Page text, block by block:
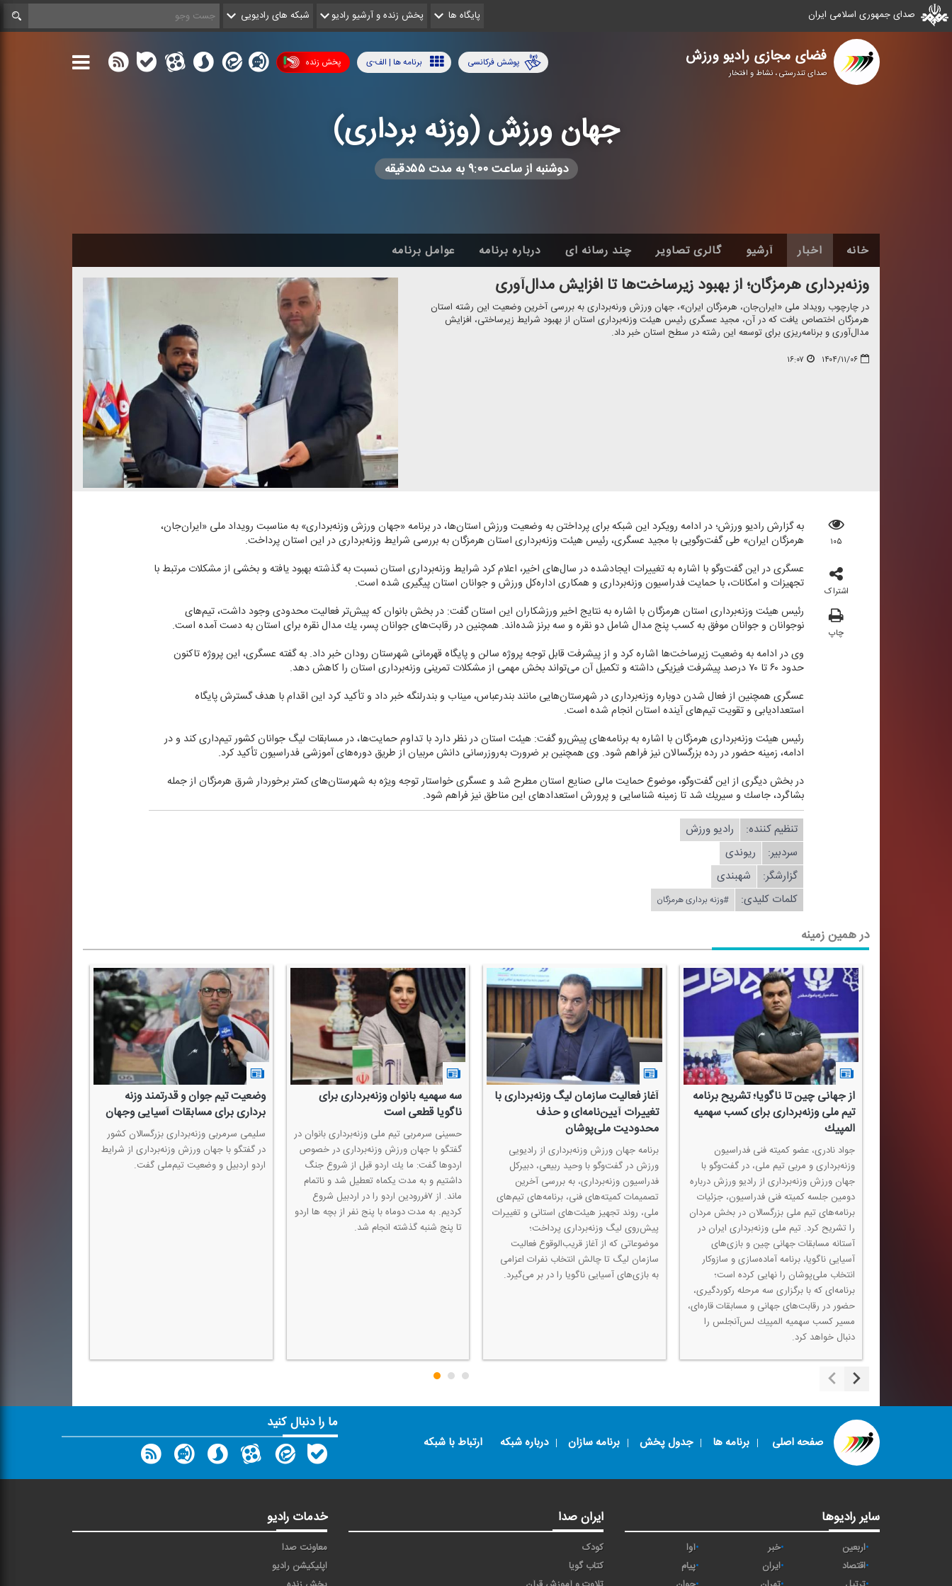
صدای جمهوری اسلامی ایران پایگاه ها پخش زنده و آرشیو رادیو شبکه های رادیویی
فضای مجازی رادیو ورزش
صدای تندرستی ، نشاط و افتخار
پخش زنده برنامه ها | الف-ی پوشش فرکانسی
جهان ورزش (وزنه برداری)
دوشنبه از ساعت ۹:۰۰ به مدت ۵۵دقیقه
خانه اخبار آرشیو گالری تصاویر چند رسانه ای درباره برنامه عوامل برنامه
وزنه‌برداری هرمزگان؛ از بهبود زیرساخت‌ها تا افزایش مدال‌آوری
در چارچوب رویداد ملی «ایران‌جان، هرمزگان ایران»، جهان ورزش ورنه‌برداری به بررسی آخرین وضعیت این رشته استان
هرمزگان اختصاص یافت كه در آن، مجید عسگری رئیس هیئت وزنه‌برداری استان از بهبود شرایط زیرساختی، افزایش
مدال‌آوری و برنامه‌ریزی برای توسعه این رشته در سطح استان خبر داد.
۱۴۰۴/۱۱/۰۶ ۱۶:۰۷
۱۰۵
اشتراک
چاپ
به گزارش رادیو ورزش؛ در ادامه رویكرد این شبكه برای پرداختن به وضعیت ورزش استان‌ها، در برنامه «جهان ورزش وزنه‌برداری» به مناسبت رویداد ملی «ایران‌جان،
هرمزگان ایران» طی گفت‌وگویی با مجید عسگری، رئیس هیئت وزنه‌برداری استان هرمزگان به بررسی شرایط وزنه‌برداری در این استان پرداخت.
عسگری در این گفت‌وگو با اشاره به تغییرات ایجادشده در سال‌های اخیر، اعلام كرد شرایط وزنه‌برداری استان نسبت به گذشته بهبود یافته و بخشی از مشكلات مرتبط با
تجهیزات و امكانات، با حمایت فدراسیون وزنه‌برداری و همكاری اداره‌كل ورزش و جوانان استان پیگیری شده است.
رئیس هیئت وزنه‌برداری استان هرمزگان با اشاره به نتایج اخیر ورزشكاران این استان گفت: در بخش بانوان كه پیش‌تر فعالیت محدودی وجود داشت، تیم‌های
نوجوانان و جوانان موفق به كسب پنج مدال شامل دو نقره و سه برنز شده‌اند. همچنین در رقابت‌های جوانان پسر، یك مدال نقره برای استان به دست آمده است.
وی در ادامه به وضعیت زیرساخت‌ها اشاره كرد و از پیشرفت قابل توجه پروژه سالن و پایگاه قهرمانی شهرستان رودان خبر داد. به گفته عسگری، این پروژه تاكنون
حدود ۶۰ تا ۷۰ درصد پیشرفت فیزیكی داشته و تكمیل آن می‌تواند بخش مهمی از مشكلات تمرینی وزنه‌برداری استان را كاهش دهد.
عسگری همچنین از فعال شدن دوباره وزنه‌برداری در شهرستان‌هایی مانند بندرعباس، میناب و بندرلنگه خبر داد و تأكید كرد این اقدام با هدف گسترش پایگاه
استعدادیابی و تقویت تیم‌های آینده استان انجام شده است.
رئیس هیئت وزنه‌برداری هرمزگان با اشاره به برنامه‌های پیش‌رو گفت: هیئت استان در نظر دارد با تداوم حمایت‌ها، در مسابقات لیگ جوانان كشور تیم‌داری كند و در
ادامه، زمینه حضور در رده بزرگسالان نیز فراهم شود. وی همچنین بر ضرورت به‌روزرسانی دانش مربیان از طریق دوره‌های آموزشی فدراسیون تأكید كرد.
در بخش دیگری از این گفت‌وگو، موضوع حمایت مالی صنایع استان مطرح شد و عسگری خواستار توجه ویژه به شهرستان‌های كمتر برخوردار شرق هرمزگان از جمله
بشاگرد، جاسك و سیریك شد تا زمینه شناسایی و پرورش استعدادهای این مناطق نیز فراهم شود.
تنظیم كننده:
رادیو ورزش
سردبیر:
ریوندی
گزارشگر:
شهبندی
کلمات کلیدی:
#وزنه برداری هرمزگان
در همین زمینه
از جهانی چین تا ناگویا؛ تشریح برنامه
تیم ملی وزنه‌برداری برای كسب سهمیه
المپیك
جواد نادری، عضو كمیته فنی فدراسیون
وزنه‌برداری و مربی تیم ملی، در گفت‌وگو با
جهان ورزش وزنه‌برداری از رادیو ورزش درباره
دومین جلسه كمیته فنی فدراسیون، جزئیات
برنامه‌های تیم ملی بزرگسالان در بخش مردان
را تشریح كرد. تیم ملی وزنه‌برداری ایران در
آستانه مسابقات جهانی چین و بازی‌های
آسیایی ناگویا، برنامه آماده‌سازی و سازوكار
انتخاب ملی‌پوشان را نهایی كرده است؛
برنامه‌ای كه با برگزاری سه مرحله ركوردگیری،
حضور در رقابت‌های جهانی و مسابقات قاره‌ای،
مسیر كسب سهمیه المپیك لس‌آنجلس را
دنبال خواهد كرد.
آغاز فعالیت سازمان لیگ وزنه‌برداری با
تغییرات آیین‌نامه‌ای و حذف
محدودیت ملی‌پوشان
برنامه جهان ورزش وزنه‌برداری از رادیویی
ورزش در گفت‌وگو با وحید ربیعی، دبیركل
فدراسیون وزنه‌برداری، به بررسی آخرین
تصمیمات كمیته‌های فنی، برنامه‌های تیم‌های
ملی، روند تجهیز هیئت‌های استانی و تغییرات
پیش‌روی لیگ وزنه‌برداری پرداخت؛
موضوعاتی كه از آغاز قریب‌الوقوع فعالیت
سازمان لیگ تا چالش انتخاب نفرات اعزامی
به بازی‌های آسیایی ناگویا را در بر می‌گیرد.
سه سهمیه بانوان وزنه‌برداری برای
ناگویا قطعی است
حسینی سرمربی تیم ملی وزنه‌برداری بانوان در
گفتگو با جهان ورزش وزنه‌برداری در خصوص
اردوها گفت: ما یك اردو قبل از شروع جنگ
داشتیم و به مدت یكماه تعطیل شد و ناتمام
ماند. از ۷فررودین اردو را در اردبیل شروع
كردیم. به مدت دوماه با پنج نفر از بچه ها اردو
تا پنج شنبه گذشته انجام شد.
وضعیت تیم جوان و قدرتمند وزنه
برداری برای مسابقات آسیایی وجهان
سلیمی سرمربی وزنه‌برداری بزرگسالان كشور
در گفتگو با جهان ورزش‌ وزنه‌برداری از شرایط
اردو اردبیل و وضعیت تیم‌ملی گفت.
صفحه اصلی برنامه ها جدول پخش برنامه سازان درباره شبکه ارتباط با شبکه
ما را دنبال کنید
سایر رادیوها
اربعین خبر
آوا
اقتصاد
ايران
پیام
ایران صدا
کودک
کتاب گویا
خدمات رادیو
معاونت صدا
اپلیکیشن رادیو